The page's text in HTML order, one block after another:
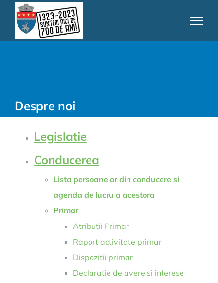
content
Despre noi
Legislatie
Conducerea
Lista persoanelor din conducere si
agenda de lucru a acestora
Primar
Atributii Primar
Raport activitate primar
Dispozitii primar
Declaratie de avere si interese